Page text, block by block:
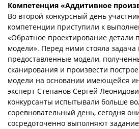
Компетенция «Аддитивное
Во второй конкурсный день
компетенции приступили к
«Обратное проектирование детали
модели». Перед ними стояла
предоставленные модели,
сканирования и произвести
модели на основании имеющейся
эксперт Степанов Сергей
конкурсанты испытывали больше
соревновательный день, сегодня
сосредоточенно выполняют